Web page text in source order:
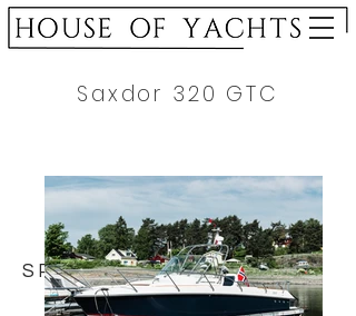
Saxdor 320 GTC
SPESIFIKASJON